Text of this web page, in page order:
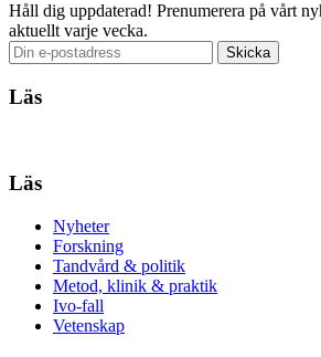
Håll dig uppdaterad! Prenumerera på vårt
aktuellt varje vecka.
Läs
Läs
Nyheter
Forskning
Tandvård & politik
Metod, klinik & praktik
Ivo-fall
Vetenskap